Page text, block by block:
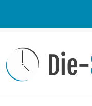
Kontakt / Tipp
Impressum